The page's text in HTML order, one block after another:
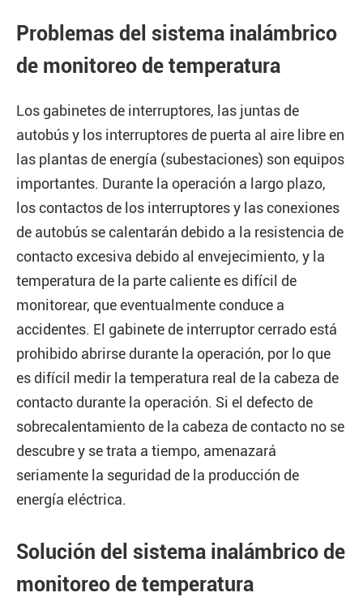
Problemas del sistema inalámbrico
de monitoreo de temperatura
Los gabinetes de interruptores, las juntas de
autobús y los interruptores de puerta al aire libre en
las plantas de energía (subestaciones) son equipos
importantes. Durante la operación a largo plazo,
los contactos de los interruptores y las conexiones
de autobús se calentarán debido a la resistencia de
contacto excesiva debido al envejecimiento, y la
temperatura de la parte caliente es difícil de
monitorear, que eventualmente conduce a
accidentes. El gabinete de interruptor cerrado está
prohibido abrirse durante la operación, por lo que
es difícil medir la temperatura real de la cabeza de
contacto durante la operación. Si el defecto de
sobrecalentamiento de la cabeza de contacto no se
descubre y se trata a tiempo, amenazará
seriamente la seguridad de la producción de
energía eléctrica.
Solución del sistema inalámbrico de
monitoreo de temperatura